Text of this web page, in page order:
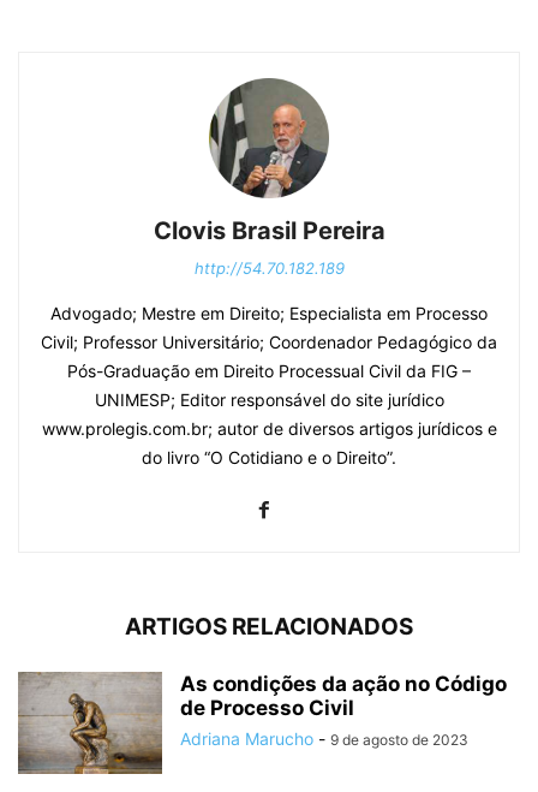
Clovis Brasil Pereira
http://54.70.182.189
Advogado; Mestre em Direito; Especialista em Processo
Civil; Professor Universitário; Coordenador Pedagógico da
Pós-Graduação em Direito Processual Civil da FIG –
UNIMESP; Editor responsável do site jurídico
www.prolegis.com.br; autor de diversos artigos jurídicos e
do livro “O Cotidiano e o Direito”.
ARTIGOS RELACIONADOS
As condições da ação no Código
de Processo Civil
Adriana Marucho - 9 de agosto de 2023